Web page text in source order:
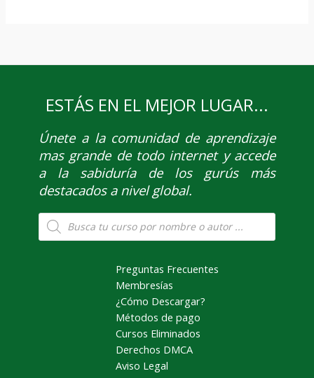
ESTÁS EN EL MEJOR LUGAR...
Únetea la comunidad de aprendizaje
mas grande de todo internet y accede
a la sabiduría de los gurús más
destacados a nivel global.
Búsqueda
de
productos
Preguntas Frecuentes
Membresías
¿Cómo Descargar?
Métodos de pago
Cursos Eliminados
Derechos DMCA
Aviso Legal